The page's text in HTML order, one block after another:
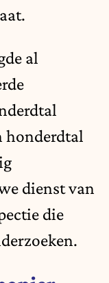
al
honderdtal
dienst van
die